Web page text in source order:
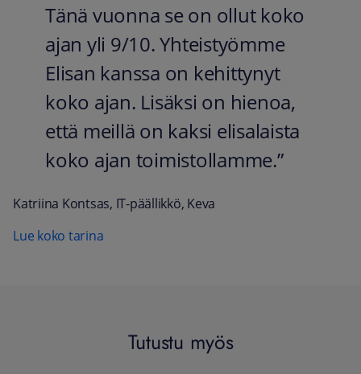
Tänä vuonna se on ollut koko
ajan yli 9/10. Yhteistyömme
Elisan kanssa on kehittynyt
koko ajan. Lisäksi on hienoa,
että meillä on kaksi elisalaista
koko ajan toimistollamme.”
Katriina Kontsas, IT-päällikkö, Keva
Lue koko tarina
Tutustu myös